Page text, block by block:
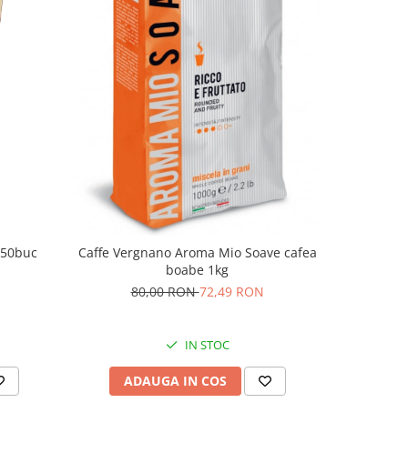
Caffe Vergnano Aroma Mio Soave cafea
boabe 1kg
80,00 RON72,49 RON
IN STOC
ADAUGA IN COS